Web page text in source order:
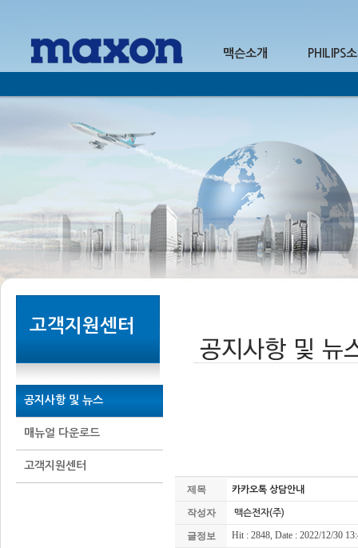
1
맥슨소개 PHILIPS
공지사항 및 뉴스
매뉴얼 다운로드
고객지원센터
고객지원센터
제목 카카오톡 상담안내
작성자 맥슨전자(주)
글정보 Hit : 2848, Date : 2022/12/30